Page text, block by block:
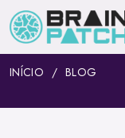
INÍCIO BLOG